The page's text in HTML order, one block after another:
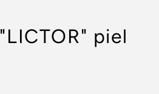
piel